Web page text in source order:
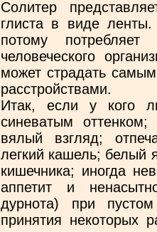
Солитер
глиста в виде
потому
человеческого
может страдать
расстройствами.
Итак, если у кого
синеватым
вялый взгляд;
легкий кашель; белый
кишечника; иногда
аппетит и
дурнота) при
принятия некоторых